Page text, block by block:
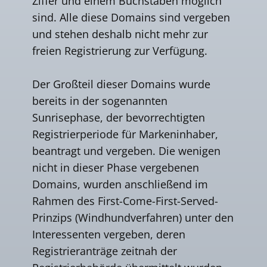
sind. Alle diese Domains sind vergeben
und stehen deshalb nicht mehr zur
freien Registrierung zur Verfügung.
Der Großteil dieser Domains wurde
bereits in der sogenannten
Sunrisephase, der bevorrechtigten
Registrierperiode für Markeninhaber,
beantragt und vergeben. Die wenigen
nicht in dieser Phase vergebenen
Domains, wurden anschließend im
Rahmen des First-Come-First-Served-
Prinzips (Windhundverfahren) unter den
Interessenten vergeben, deren
Registrieranträge zeitnah der